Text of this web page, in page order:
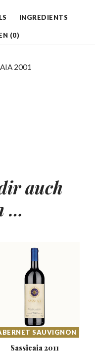
INGREDIENTS
(0)
2001
auch
…
SAUVIGNON
Sassicaia 2011